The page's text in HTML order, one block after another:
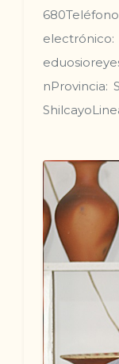
electrónico:
nProvincia: